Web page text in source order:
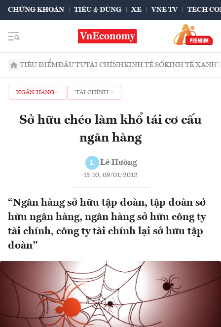
CHỨNG KHOÁN TIÊU & DÙNG XE VNE TV TECH
TIÊU ĐIỂMĐẦU TƯTÀI CHÍNHKINH TẾ SỐKINH TẾ XANH
NGÂN HÀNG TÀI CHÍNH
Sở hữu chéo làm khổ tái cơ cấu
ngân hàng
L Lê Hường
15:10, 09/01/2012
“Ngân hàng sở hữu tập đoàn, tập đoàn sở
hữu ngân hàng, ngân hàng sở hữu công ty
tài chính, công ty tài chính lại sở hữu tập
đoàn”